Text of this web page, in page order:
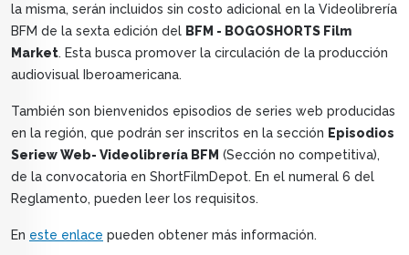
la misma, serán incluidos sin costo adicional en la Videolibrería
BFM de la sexta edición del BFM - BOGOSHORTS Film
Market. Esta busca promover la circulación de la producción
audiovisual Iberoamericana.
También son bienvenidos episodios de series web producidas
en la región, que podrán ser inscritos en la sección Episodios
Seriew Web- Videolibrería BFM (Sección no competitiva),
de la convocatoria en ShortFilmDepot. En el numeral 6 del
Reglamento, pueden leer los requisitos.
En este enlace pueden obtener más información.